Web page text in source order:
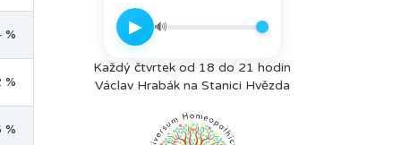
%
%
%
▶ 🔊
Každý čtvrtek od 18 do 21 hodin
Václav Hrabák na Stanici Hvězda